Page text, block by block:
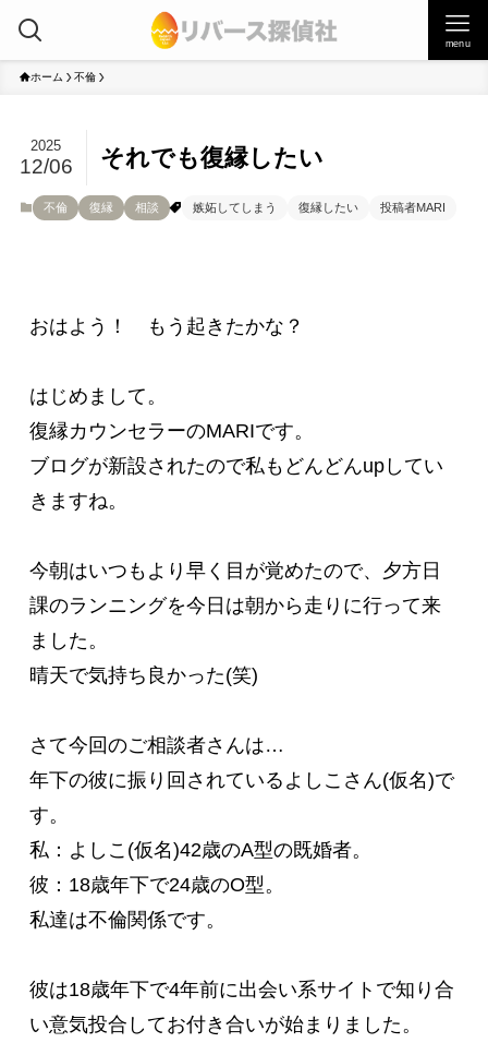
menu
ホーム 不倫
それでも復縁したい
2025
12/06
不倫 復縁 相談 嫉妬してしまう 復縁したい 投稿者MARI
おはよう！　もう起きたかな？
はじめまして。
復縁カウンセラーのMARIです。
ブログが新設されたので私もどんどんupしてい
きますね。
今朝はいつもより早く目が覚めたので、夕方日
課のランニングを今日は朝から走りに行って来
ました。
晴天で気持ち良かった(笑)
さて今回のご相談者さんは…
年下の彼に振り回されているよしこさん(仮名)で
す。
私：よしこ(仮名)42歳のA型の既婚者。
彼：18歳年下で24歳のO型。
私達は不倫関係です。
彼は18歳年下で4年前に出会い系サイトで知り合
い意気投合してお付き合いが始まりました。